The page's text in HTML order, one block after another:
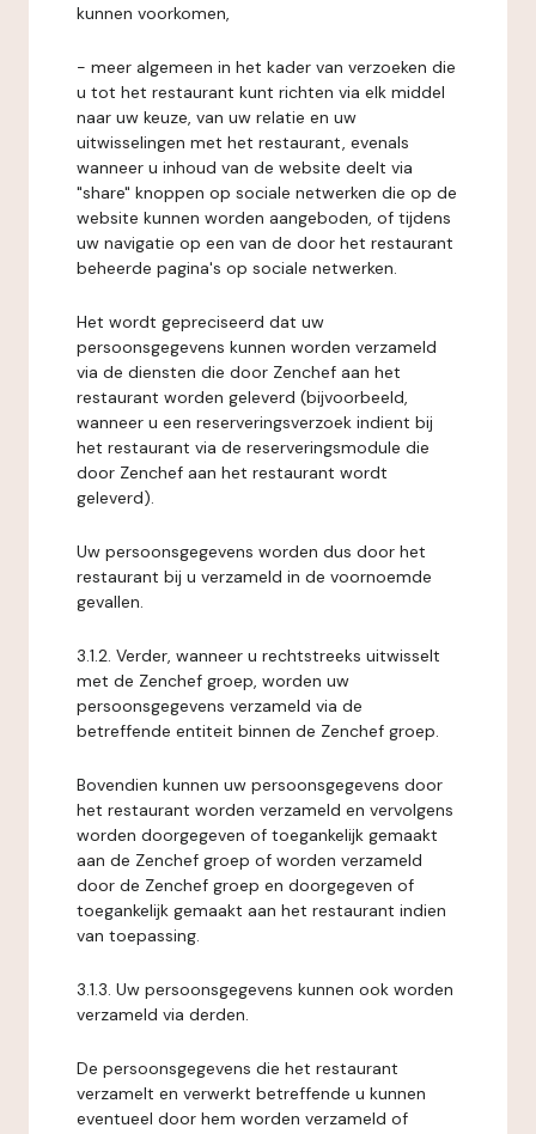
kunnen voorkomen,
- meer algemeen in het kader van verzoeken die
u tot het restaurant kunt richten via elk middel
naar uw keuze, van uw relatie en uw
uitwisselingen met het restaurant, evenals
wanneer u inhoud van de website deelt via
"share" knoppen op sociale netwerken die op de
website kunnen worden aangeboden, of tijdens
uw navigatie op een van de door het restaurant
beheerde pagina's op sociale netwerken.
Het wordt gepreciseerd dat uw
persoonsgegevens kunnen worden verzameld
via de diensten die door Zenchef aan het
restaurant worden geleverd (bijvoorbeeld,
wanneer u een reserveringsverzoek indient bij
het restaurant via de reserveringsmodule die
door Zenchef aan het restaurant wordt
geleverd).
Uw persoonsgegevens worden dus door het
restaurant bij u verzameld in de voornoemde
gevallen.
3.1.2. Verder, wanneer u rechtstreeks uitwisselt
met de Zenchef groep, worden uw
persoonsgegevens verzameld via de
betreffende entiteit binnen de Zenchef groep.
Bovendien kunnen uw persoonsgegevens door
het restaurant worden verzameld en vervolgens
worden doorgegeven of toegankelijk gemaakt
aan de Zenchef groep of worden verzameld
door de Zenchef groep en doorgegeven of
toegankelijk gemaakt aan het restaurant indien
van toepassing.
3.1.3. Uw persoonsgegevens kunnen ook worden
verzameld via derden.
De persoonsgegevens die het restaurant
verzamelt en verwerkt betreffende u kunnen
eventueel door hem worden verzameld of